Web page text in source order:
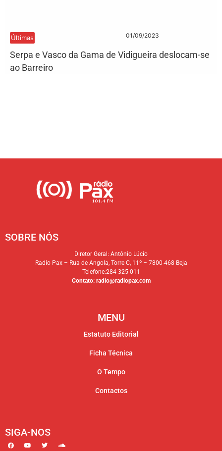
Últimas 01/09/2023
Serpa e Vasco da Gama de Vidigueira deslocam-se
ao Barreiro
SOBRE NÓS
Diretor Geral: António Lúcio
Radio Pax – Rua de Angola, Torre C, 11º – 7800-468 Beja
Telefone:284 325 011
Contato: radio@radiopax.com
SIGA-NOS
MENU
Estatuto Editorial
Ficha Técnica
O Tempo
Contactos